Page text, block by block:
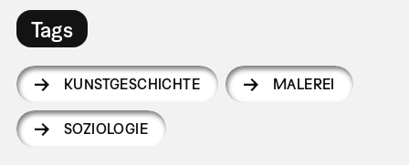
Tags
KUNSTGESCHICHTE MALEREI
SOZIOLOGIE